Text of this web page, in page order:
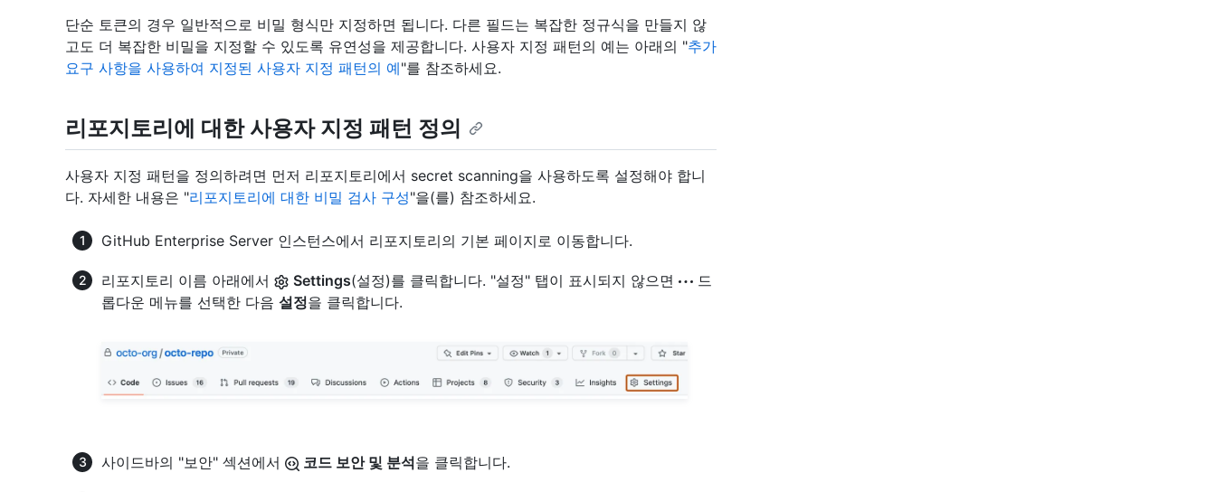
단순 토큰의 경우 일반적으로 비밀 형식만 지정하면 됩니다. 다른 필드는 복잡한 정규식을 만들지 않
고도 더 복잡한 비밀을 지정할 수 있도록 유연성을 제공합니다. 사용자 지정 패턴의 예는 아래의 "추가
요구 사항을 사용하여 지정된 사용자 지정 패턴의 예"를 참조하세요.
리포지토리에 대한 사용자 지정 패턴 정의
사용자 지정 패턴을 정의하려면 먼저 리포지토리에서 secret scanning을 사용하도록 설정해야 합니
다. 자세한 내용은 "리포지토리에 대한 비밀 검사 구성"을(를) 참조하세요.
GitHub Enterprise Server 인스턴스에서 리포지토리의 기본 페이지로 이동합니다.
리포지토리 이름 아래에서 Settings(설정)를 클릭합니다. "설정" 탭이 표시되지 않으면
드
롭다운 메뉴를 선택한 다음 설정을 클릭합니다.
사이드바의 "보안" 섹션에서 코드 보안 및 분석을 클릭합니다.